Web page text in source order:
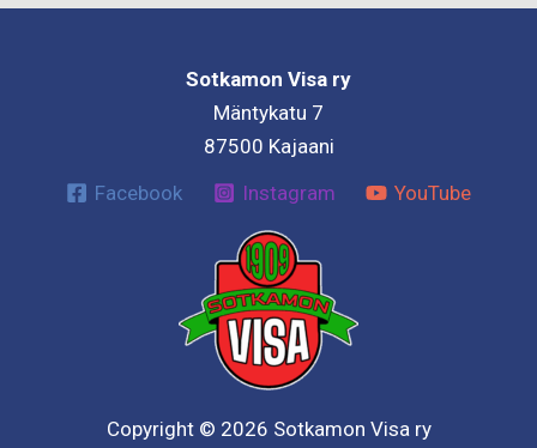
Sotkamon Visa ry
Mäntykatu 7
87500 Kajaani
Facebook
Instagram YouTube
Copyright © 2026 Sotkamon Visa ry